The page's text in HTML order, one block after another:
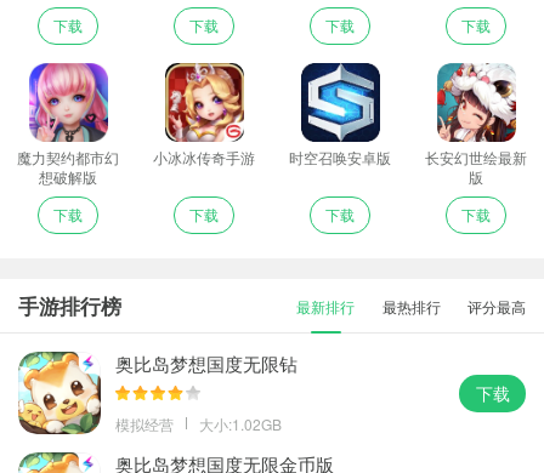
下载
下载 下载
下载
魔力契约都市幻
想破解版
下载
小冰冰传奇手游
下载
时空召唤安卓版
下载
长安幻世绘最新
版
下载
手游排行榜 最新排行 最热排行 评分最高
奥比岛梦想国度无限钻
模拟经营 大小:1.02GB
下载
奥比岛梦想国度无限金币版